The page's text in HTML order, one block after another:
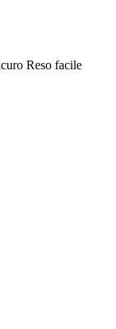
Reso facile